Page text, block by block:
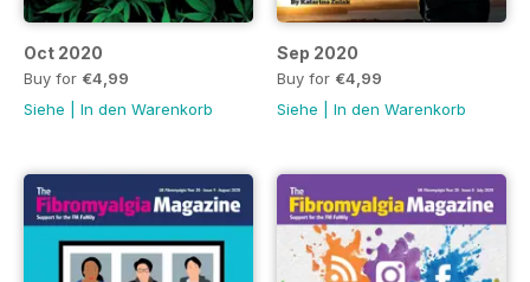
Oct 2020
Buy for €4,99
Siehe
In den Warenkorb
Sep 2020
Buy for €4,99
Siehe
In den Warenkorb